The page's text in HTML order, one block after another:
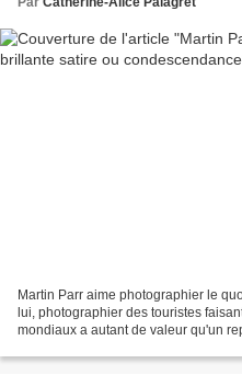
Martin Parr aime photographier le
lui, photographier des touristes
mondiaux a autant de valeur qu'un